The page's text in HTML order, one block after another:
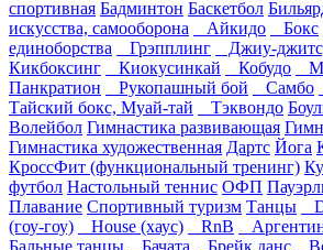
спортивная Бадминтон Баскетбол
искусства, самооборона
Айкидо Бокс
единоборства
Грэпплинг Джиу-
Кикбоксинг
Киокусинкай Кобудо
Панкратион
Рукопашный бой Самбо
Тайский бокс, Муай-тай
Тэквондо
Волейбол Гимнастика развивающая
Гимнастика художественная Дартс Йога
КроссФит (функциональный тренинг)
футбол Настольный теннис ОФП
Плавание Спортивный туризм Танцы
(гоу-гоу)
House (хаус) RnB
Бальные танцы
Бачата Брейк данс